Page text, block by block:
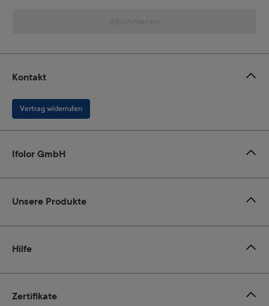
Zertifikate
Kontakt
Vertrag widerrufen
Ifolor GmbH
Unsere Produkte
Hilfe